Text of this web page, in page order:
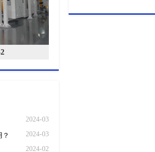
2024-03
2024-03
2024-02